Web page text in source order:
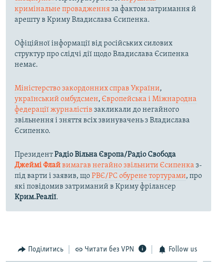
кримінальне провадженняза фактом затримання й
арешту в Криму Владислава Єсипенка.
Офіційної інформації від російських силових
структур про слідчі дії щодо Владислава Єсипенка
немає.
Міністерство закордонних справ України,
український омбудсмен, Європейська і Міжнародна
федерації журналістів закликали до негайного
звільнення і зняття всіх звинувачень з Владислава
Єсипенко.
ПрезидентРадіо Вільна Європа/Радіо Свобода
Джеймі Флайвимагав негайно звільнити Єсипенка з-
під варти і заявив, щоРВЄ/РС обурене тортурами, про
які повідомив затриманий в Криму фрілансер
Крим.Реалії.
Поділитись Читати без VPN Follow us